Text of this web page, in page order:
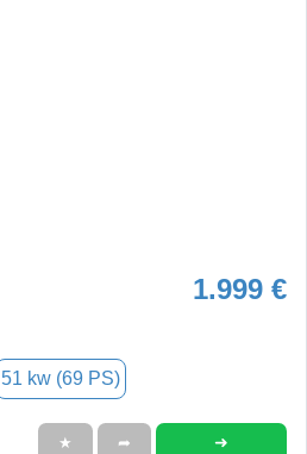
1.999 €
51 kw (69 PS)
★ ➦ ➜